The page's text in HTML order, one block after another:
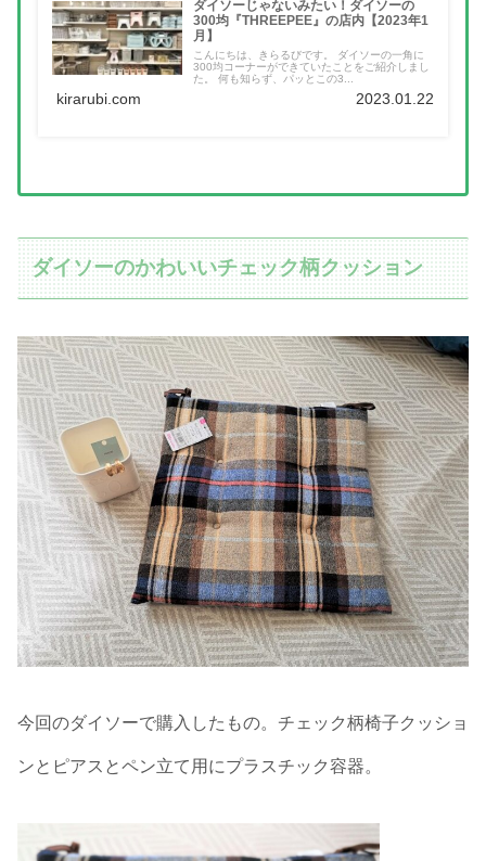
ダイソーじゃないみたい！ダイソーの
300均『THREEPEE』の店内【2023年1
月】
こんにちは、きらるびです。 ダイソーの一角に
300均コーナーができていたことをご紹介しまし
た。 何も知らず、パッとこの3...
kirarubi.com 2023.01.22
ダイソーのかわいいチェック柄クッション
今回のダイソーで購入したもの。チェック柄椅子クッショ
ンとピアスとペン立て用にプラスチック容器。